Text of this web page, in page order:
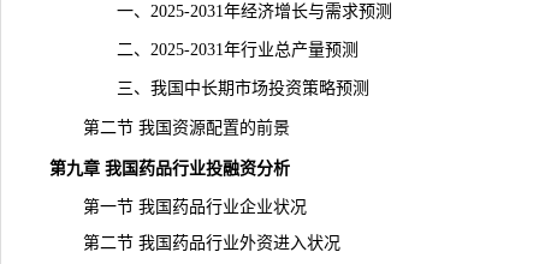
一、2025-2031年经济增长与需求预测
二、2025-2031年行业总产量预测
三、我国中长期市场投资策略预测
第二节 我国资源配置的前景
第九章 我国药品行业投融资分析
第一节 我国药品行业企业状况
第二节 我国药品行业外资进入状况